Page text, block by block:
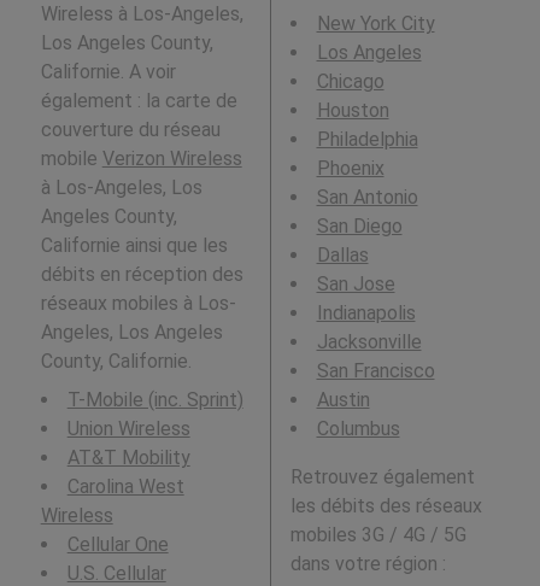
Wireless à Los-Angeles,
Los Angeles County,
Californie. A voir
également : la carte de
couverture du réseau
mobile Verizon Wireless
à Los-Angeles, Los
Angeles County,
Californie ainsi que les
débits en réception des
réseaux mobiles à Los-
Angeles, Los Angeles
County, Californie.
T-Mobile (inc. Sprint)
Union Wireless
AT&T Mobility
Carolina West
Wireless
Cellular One
U.S. Cellular
New York City
Los Angeles
Chicago
Houston
Philadelphia
Phoenix
San Antonio
San Diego
Dallas
San Jose
Indianapolis
Jacksonville
San Francisco
Austin
Columbus
Retrouvez également
les débits des réseaux
mobiles 3G / 4G / 5G
dans votre région :